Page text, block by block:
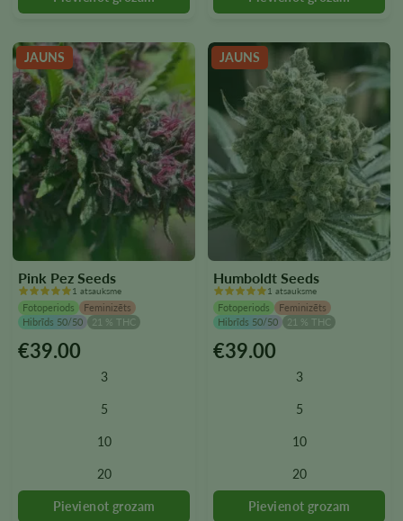
lapā
lapā
JAUNS
Pink Pez Seeds
1 atsauksme
Fotoperiods
Feminizēts
Hibrīds 50/50
21 % THC
€39.00
3
5
10
20
Šim
produkta
JAUNS
Humboldt Seeds
1 atsauksme
Fotoperiods
Feminizēts
Hibrīds 50/50
21 % THC
€39.00
3
5
10
20
Šim
produkta